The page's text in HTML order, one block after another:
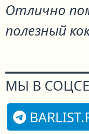
Отлично
полезный
МЫ В